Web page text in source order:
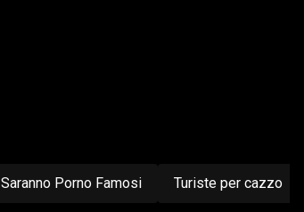
Saranno Porno Famosi Turiste per cazzo